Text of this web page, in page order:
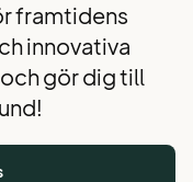
framtidens
innovativa
gör dig till